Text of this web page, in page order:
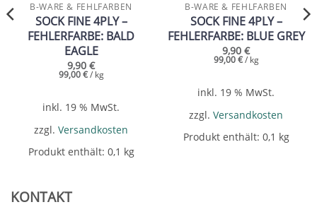
B-WARE & FEHLFARBEN
SOCK FINE 4PLY –
FEHLERFARBE: BALD
EAGLE
9,90 €
99,00€/ kg
inkl. 19 % MwSt.
zzgl. Versandkosten
Produkt enthält: 0,1 kg
B-WARE & FEHLFARBEN
SOCK FINE 4PLY –
FEHLERFARBE: BLUE GREY
9,90 €
99,00€/ kg
inkl. 19 % MwSt.
zzgl. Versandkosten
Produkt enthält: 0,1 kg
KONTAKT